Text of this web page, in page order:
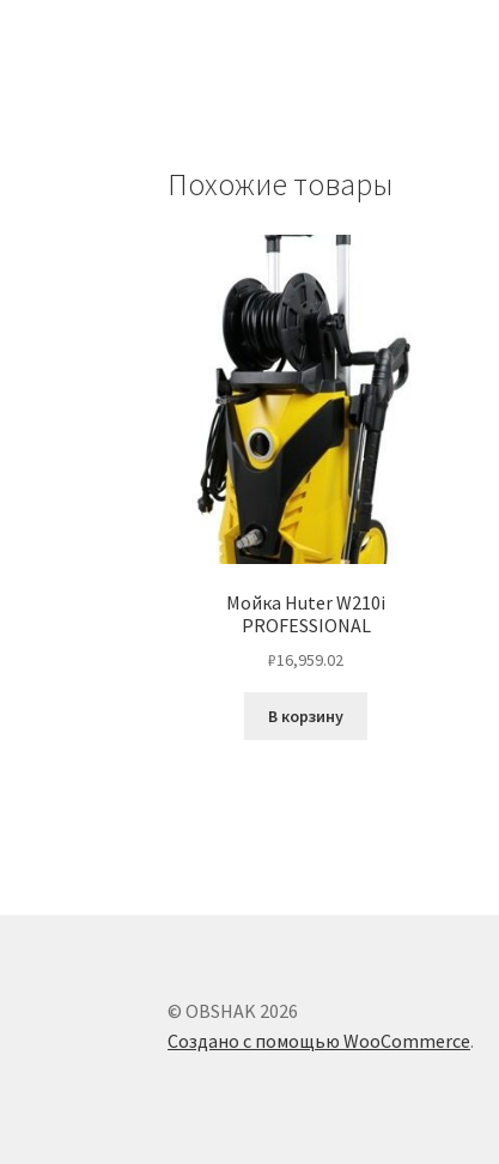
Похожие товары
Мойка Huter W210i
PROFESSIONAL
₽16,959.02
В корзину
© OBSHAK 2026
Создано с помощью WooCommerce.